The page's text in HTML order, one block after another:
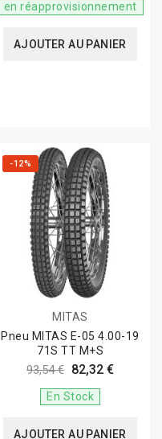
en réapprovisionnement
AJOUTER AU PANIER
-12%
MITAS
Pneu MITAS E-05 4.00-19
71S TT M+S
93,54 € 82,32 €
En Stock
AJOUTER AU PANIER